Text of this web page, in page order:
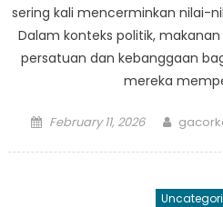
sering kali mencerminkan nilai-
Dalam konteks politik,
persatuan dan kebanggaan
mereka
Posted
February 11, 2026 Author